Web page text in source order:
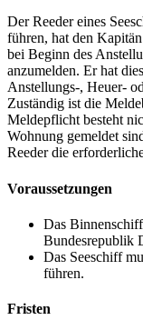
Der Reeder eines
führen, hat den
bei Beginn des
anzumelden. Er hat
Anstellungs-, Heuer-
Zuständig ist die
Meldepflicht besteht
Wohnung gemeldet
Reeder die
Voraussetzungen
Das
Bundesrepublik
Das Seeschiff
führen.
Fristen